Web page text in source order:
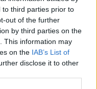
to third parties prior to
out of the further
by third parties on the
This information may
on the IAB’s List of
disclose it to other